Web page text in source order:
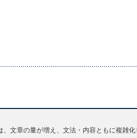
文章の量が増え、文法・内容ともに複雑